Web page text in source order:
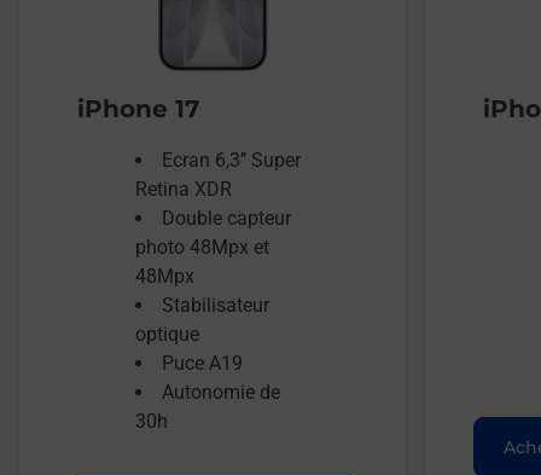
iPhone 17
Ecran 6,3’’ Super
Retina XDR
Double capteur
photo 48Mpx et
48Mpx
Stabilisateur
optique
Puce A19
Autonomie de
30h